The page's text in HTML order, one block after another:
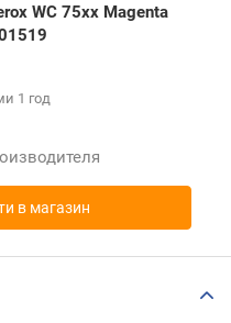
WC 75xx Magenta
1 год
в магазин